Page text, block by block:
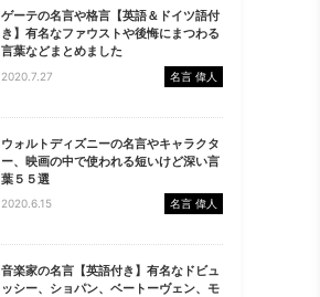
ゲーテの名言や格言【英語＆ドイツ語付
き】有名なファウストや後悔にまつわる
言葉などまとめました
2020.7.27 名言 偉人
ウォルトディズニーの名言やキャラクタ
ー、映画の中で使われる短いけど深い言
葉５５選
2020.6.15 名言 偉人
音楽家の名言【英語付き】有名なドビュ
ッシー、ショパン、ベートーヴェン、モ